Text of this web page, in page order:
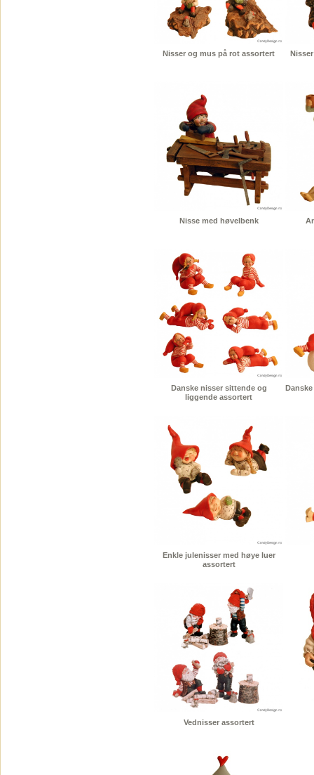
Nisser og mus på rot assortert
Nisse med høvelbenk
Danske nisser sittende og
liggende assortert
Enkle julenisser med høye luer
assortert
Vednisser assortert